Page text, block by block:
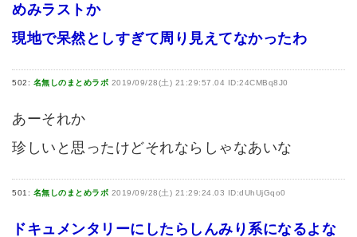
めみラストか
現地で呆然としすぎて周り見えてなかったわ
502: 名無しのまとめラボ 2019/09/28(土) 21:29:57.04 ID:24CMBq8J0
あーそれか
珍しいと思ったけどそれならしゃなあいな
501: 名無しのまとめラボ 2019/09/28(土) 21:29:24.03 ID:dUhUjGqo0
ドキュメンタリーにしたらしんみり系になるよな